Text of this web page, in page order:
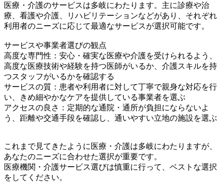
医療・介護のサービスは多岐にわたります。主に診療や治
療、看護や介護、リハビリテーションなどがあり、それぞれ
利用者のニーズに応じて最適なサービスが選択可能です。
サービスや事業者選びの観点
高度な専門性：安心・確実な医療や介護を受けられるよう、
高度な医療技術や経験を持つ医師がいるか、介護スキルを持
つスタッフがいるかを確認する
サービスの質：患者や利用者に対して丁寧で親身な対応を行
い、きめ細やかなケアを提供している事業者を選ぶ
アクセスの良さ：定期的な通院・通所が負担にならないよ
う、距離や交通手段を確認し、通いやすい立地の施設を選ぶ
これまで見てきたように医療・介護は多岐にわたりますが、
あなたのニーズに合わせた選択が重要です。
医療機関・介護サービス選びは慎重に行って、ベストな選択
をしてください。